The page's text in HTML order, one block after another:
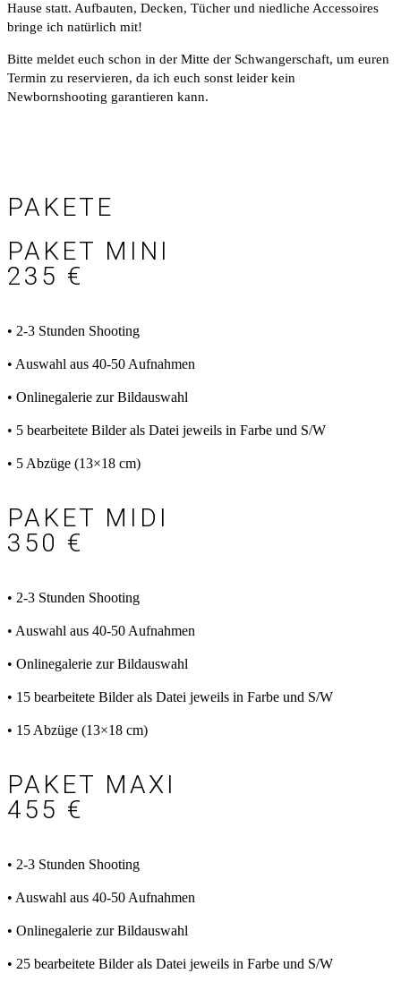
Hause statt. Aufbauten, Decken, Tücher und niedliche Accessoires
bringe ich natürlich mit!
Bitte meldet euch schon in der Mitte der Schwangerschaft, um euren
Termin zu reservieren, da ich euch sonst leider kein
Newbornshooting garantieren kann.
PAKETE
PAKET MINI
235 €
• 2-3 Stunden Shooting
• Auswahl aus 40-50 Aufnahmen
• Onlinegalerie zur Bildauswahl
• 5 bearbeitete Bilder als Datei jeweils in Farbe und S/W
• 5 Abzüge (13×18 cm)
PAKET MIDI
350 €
• 2-3 Stunden Shooting
• Auswahl aus 40-50 Aufnahmen
• Onlinegalerie zur Bildauswahl
• 15 bearbeitete Bilder als Datei jeweils in Farbe und S/W
• 15 Abzüge (13×18 cm)
PAKET MAXI
455 €
• 2-3 Stunden Shooting
• Auswahl aus 40-50 Aufnahmen
• Onlinegalerie zur Bildauswahl
• 25 bearbeitete Bilder als Datei jeweils in Farbe und S/W